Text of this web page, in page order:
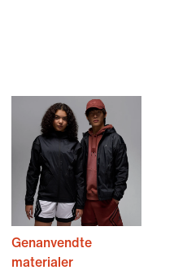
Genanvendte
materialer